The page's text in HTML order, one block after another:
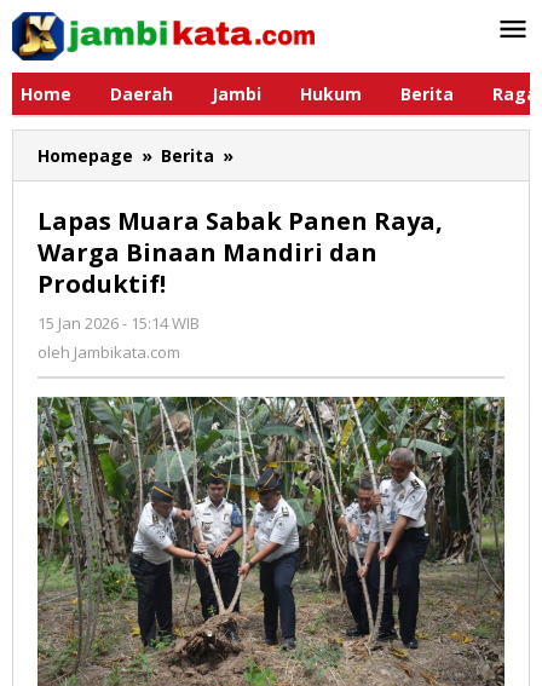
Lewati
konten
Home
Daerah Jambi Hukum Berita
Homepage » Berita »
Muara
Sabak
Panen
Raya,
Produktif!
Lapas Muara Sabak Panen Raya,
Warga Binaan Mandiri dan
Produktif!
15 Jan 2026 - 15:14 WIB
oleh Jambikata.com